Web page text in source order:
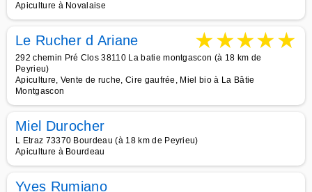
Apiculture à Novalaise
Le Rucher d Ariane ★★★★★
292 chemin Pré Clos 38110 La batie montgascon (à 18 km de
Peyrieu)
Apiculture, Vente de ruche, Cire gaufrée, Miel bio à La Bâtie
Montgascon
Miel Durocher
L Etraz 73370 Bourdeau (à 18 km de Peyrieu)
Apiculture à Bourdeau
Yves Rumiano